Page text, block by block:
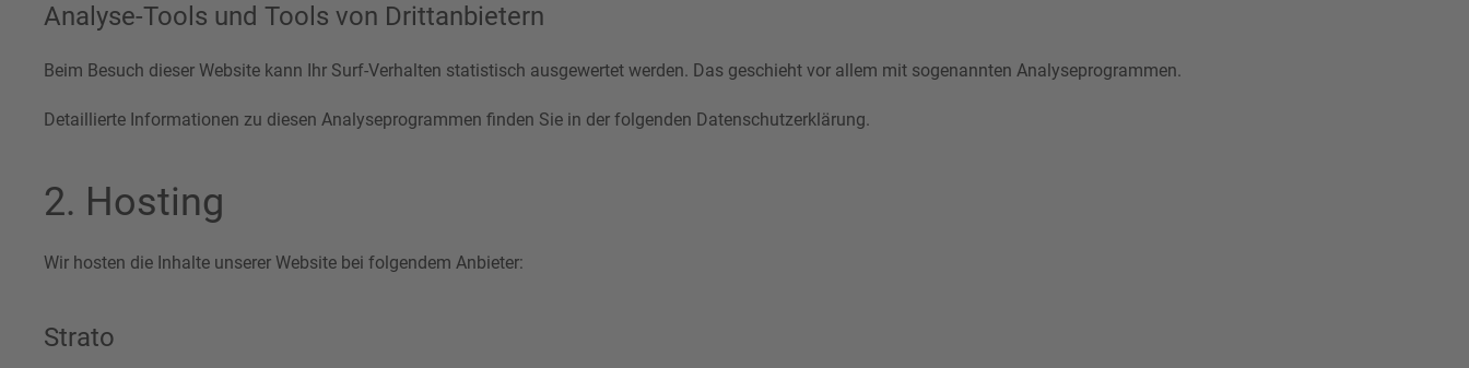
Analyse-Tools und Tools von Dritt­anbietern
Beim Besuch dieser Website kann Ihr Surf-Verhalten statistisch ausgewertet werden. Das geschieht vor allem mit sogenannten Analyseprogrammen.
Detaillierte Informationen zu diesen Analyseprogrammen finden Sie in der folgenden Datenschutzerklärung.
2. Hosting
Wir hosten die Inhalte unserer Website bei folgendem Anbieter:
Strato